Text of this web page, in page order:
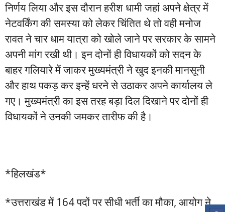
निर्णय लिया और इस दौरान हरीश धामी जहां अपने क्षेत्र में
नेटवर्किंग की समस्या को लेकर चिंतित थे तो वही मनोज
रावत ने चार धाम यात्रा को खोले जाने पर सरकार के सामने
अपनी मांग रखी थी। इन दोनों ही विधायकों को सदन के
बाहर गलियारे में जाकर मुख्यमंत्री ने खुद इनकी मानसूनी
और हाथ पकड़ कर इन्हें धरने से उठाकर अपने कार्यालय ले
गए। मुख्यमंत्री का इस तरह बड़ा दिल दिखाने पर दोनों ही
विधायकों ने उनकी जमकर तारीफ की है।
*हिलखंड*
*उत्तराखंड में 164 पदों पर सीधी भर्ती का मौका, आयोग ने